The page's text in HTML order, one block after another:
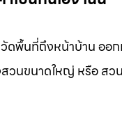
พื้นที่ถึงหน้าบ้าน ออก
สวนขนาดใหญ่ หรือ สว